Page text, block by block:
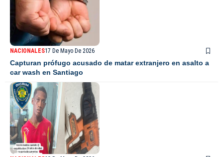
NACIONALES17 De Mayo De 2026
Capturan prófugo acusado de matar extranjero en asalto a
car wash en Santiago